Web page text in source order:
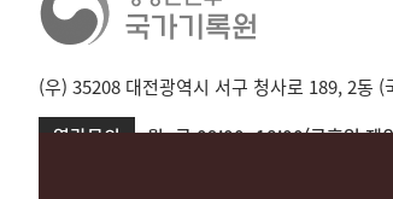
(우) 35208 대전광역시 서구 청사로 189, 2동
열람문의
월~금 09:00~18:00(공휴일 제